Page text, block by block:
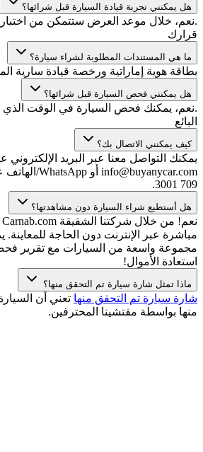
هل يمكنني تجربة قيادة السيارة قبل شرائها؟
.نعم، خلال موعد العرض ستتمكن من اختبار
قرارك
ما هي المستندات المطلوبة لشراء سيارة؟
بطاقة هوية إماراتية ورخصة قيادة سارية
هل يمكنني فحص السيارة قبل شرائها؟
.نعم، يمكنك فحص السيارة في الوقت الذي
البائع
كيف يمكنني الاتصال بك؟
يمكنك التواصل معنا عبر البريد الإلكتروني
709 3001.
هل أستطيع شراء السيارة دون مشاهدتها؟
مباشرة عبر الإنترنت دون الحاجة للمعاينة.
مجموعة واسعة من السيارات مع تقرير
استعادة الأموال!
ماذا تمثل شارة سيارة تم التحقق منها؟
شارة سيارة تم التحقق منها تعني أن
منها بواسطة مفتشينا المحترفين.